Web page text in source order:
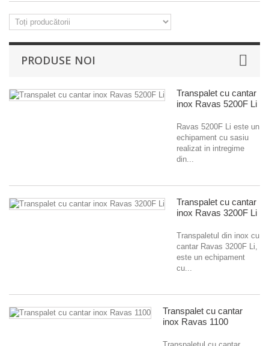
PRODUSE NOI
Transpalet cu cantar
inox Ravas 5200F Li
Ravas 5200F Li este un
echipament cu sasiu
realizat in intregime
din...
Transpalet cu cantar
inox Ravas 3200F Li
Transpaletul din inox cu
cantar Ravas 3200F Li,
este un echipament
cu...
Transpalet cu cantar
inox Ravas 1100